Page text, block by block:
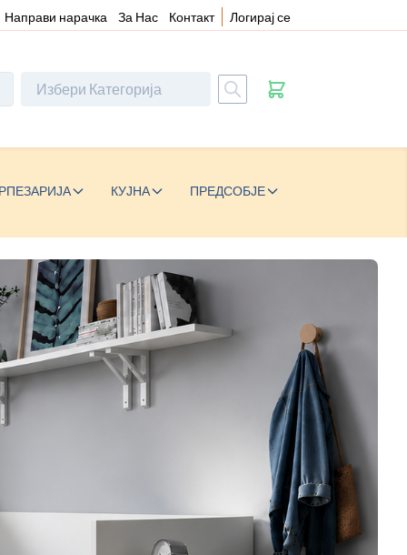
Направи нарачка За Нас Контакт Логирај се
КУЈНА ПРЕДСОБЈЕ